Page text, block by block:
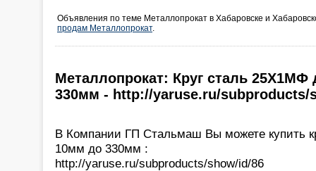
Объявления по теме Металлопрокат в Хабаровске и
продам Металлопрокат.
Металлопрокат: Круг сталь
330мм - http://yaruse.ru/subproducts/
В Компании ГП Стальмаш Вы можете купить
10мм до 330мм :
http://yaruse.ru/subproducts/show/id/86